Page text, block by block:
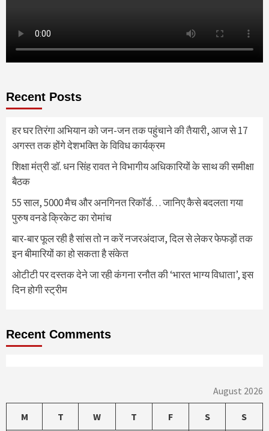
Recent Posts
हर घर तिरंगा अभियान को जन-जन तक पहुंचाने की तैयारी, आज से 17
अगस्त तक होंगे देशभक्ति के विविध कार्यक्रम
शिक्षा मंत्री डॉ. धन सिंह रावत ने विभागीय अधिकारियों के साथ की समीक्षा
बैठक
55 साल, 5000 मैच और अनगिनत रिकॉर्ड… जानिए कैसे बदलता गया
पुरुष वनडे क्रिकेट का रोमांच
बार-बार फूल रही है सांस तो न करें नजरअंदाज, दिल से लेकर फेफड़ों तक
इन बीमारियों का हो सकता है संकेत
ओटीटी पर दस्तक देने जा रही कंगना रनौत की ‘भारत भाग्य विधाता’, इस
दिन होगी स्ट्रीम
Recent Comments
August 2026
M T W T F S S